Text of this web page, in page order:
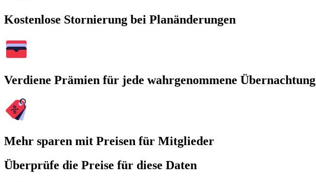
Kostenlose Stornierung bei Planänderungen
Verdiene Prämien für jede wahrgenommene Übernachtung
Mehr sparen mit Preisen für Mitglieder
Überprüfe die Preise für diese Daten